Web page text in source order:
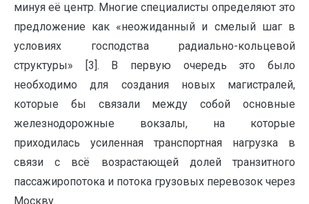
минуя её центр. Многие специалисты определяют это
предложение как «неожиданный и смелый шаг в
условиях господства радиально-кольцевой
структуры» [3]. В первую очередь это было
необходимо для создания новых магистралей,
которые бы связали между собой основные
железнодорожные вокзалы, на которые
приходилась усиленная транспортная нагрузка в
связи с всё возрастающей долей транзитного
пассажиропотока и потока грузовых перевозок через
Москву.